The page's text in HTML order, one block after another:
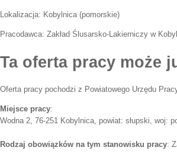
Lokalizacja: Kobylnica(pomorskie)
Pracodawca: Zakład Ślusarsko-Lakierniczy w
Ta oferta pracy może
Oferta pracy pochodzi z Powiatowego Urzędu
Miejsce pracy:
Wodna 2, 76-251 Kobylnica, powiat: słupski, woj:
Rodzaj obowiązków na tym stanowisku pracy: